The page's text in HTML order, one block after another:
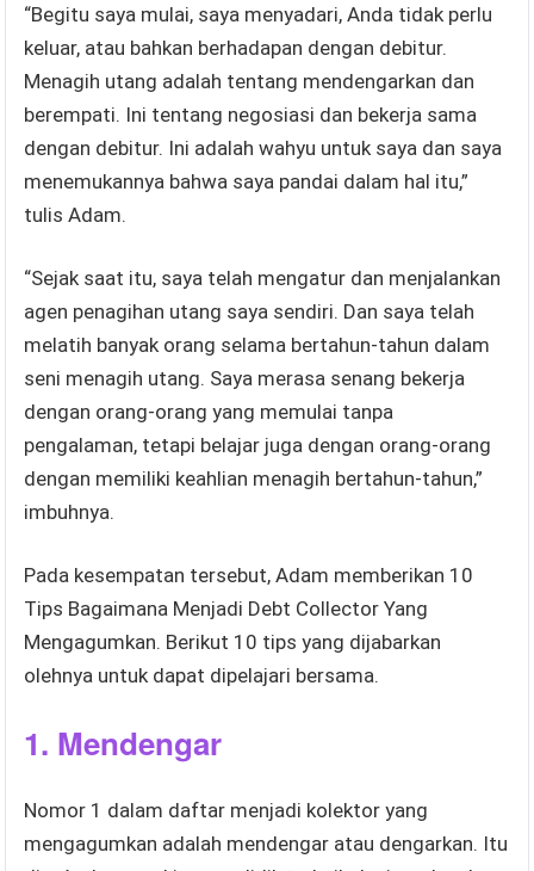
“Begitu saya mulai, saya menyadari, Anda tidak perlu
keluar, atau bahkan berhadapan dengan debitur.
Menagih utang adalah tentang mendengarkan dan
berempati. Ini tentang negosiasi dan bekerja sama
dengan debitur. Ini adalah wahyu untuk saya dan saya
menemukannya bahwa saya pandai dalam hal itu,”
tulis Adam.
“Sejak saat itu, saya telah mengatur dan menjalankan
agen penagihan utang saya sendiri. Dan saya telah
melatih banyak orang selama bertahun-tahun dalam
seni menagih utang. Saya merasa senang bekerja
dengan orang-orang yang memulai tanpa
pengalaman, tetapi belajar juga dengan orang-orang
dengan memiliki keahlian menagih bertahun-tahun,”
imbuhnya.
Pada kesempatan tersebut, Adam memberikan 10
Tips Bagaimana Menjadi Debt Collector Yang
Mengagumkan. Berikut 10 tips yang dijabarkan
olehnya untuk dapat dipelajari bersama.
1. Mendengar
Nomor 1 dalam daftar menjadi kolektor yang
mengagumkan adalah mendengar atau dengarkan. Itu